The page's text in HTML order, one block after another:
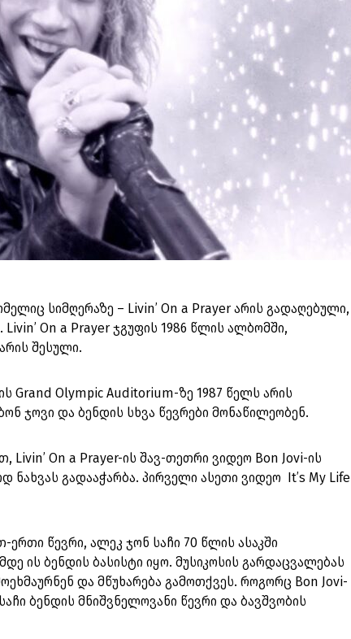
სიმღერაზე – Livin’ On a Prayer არის გადაღებული,
On a Prayer ჯგუფის 1986 წლის ალბომში,
შესული.
Grand Olympic Auditorium-ზე 1987 წელს არის
ჯოვი და ბენდის სხვა წევრები მონაწილეობენ.
Livin’ On a Prayer-ის შავ-თეთრი ვიდეო Bon Jovi-ის
გადააჭარბა. პირველი ასეთი ვიდეო It’s My Life
ერთი წევრი, ალეკ ჯონ საჩი 70 წლის ასაკში
ის ბენდის ბასისტი იყო. მუსიკოსის გარდაცვალებას
და მწუხარება გამოთქვეს. როგორც Bon Jovi-
ბენდის მნიშვნელოვანი წევრი და ბავშვობის